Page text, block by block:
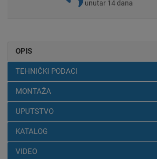
unutar 14 dana
OPIS
TEHNIČKI PODACI
MONTAŽA
UPUTSTVO
KATALOG
VIDEO